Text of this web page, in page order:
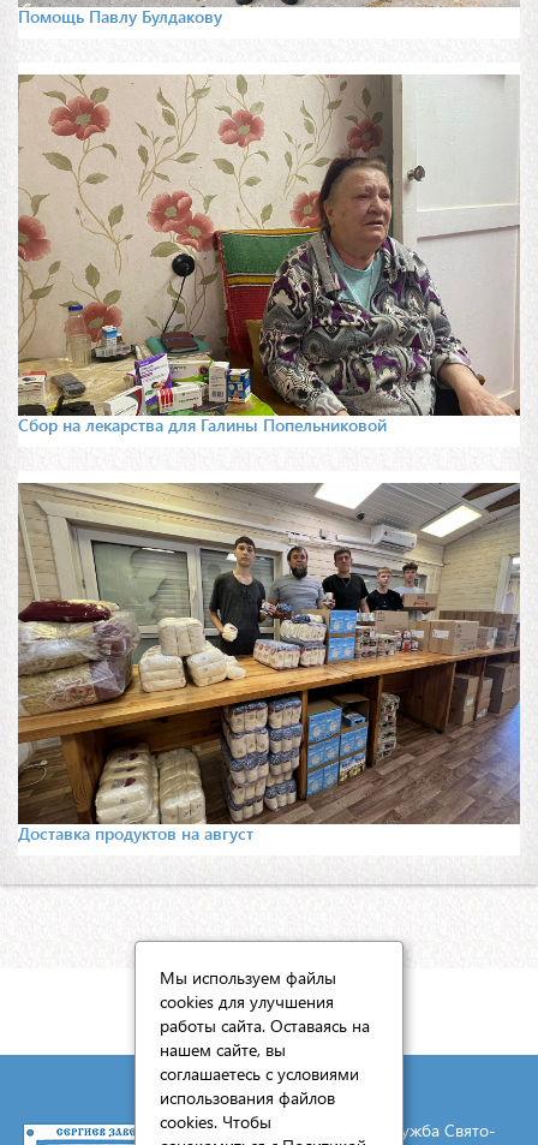
Помощь Павлу Булдакову
Сбор на лекарства для Галины Попельниковой
Доставка продуктов на август
КАРТА САЙТА
© 2026 Социальная служба Свято-
Мы используем файлы
cookies для улучшения
работы сайта. Оставаясь на
нашем сайте, вы
соглашаетесь с условиями
использования файлов
cookies. Чтобы